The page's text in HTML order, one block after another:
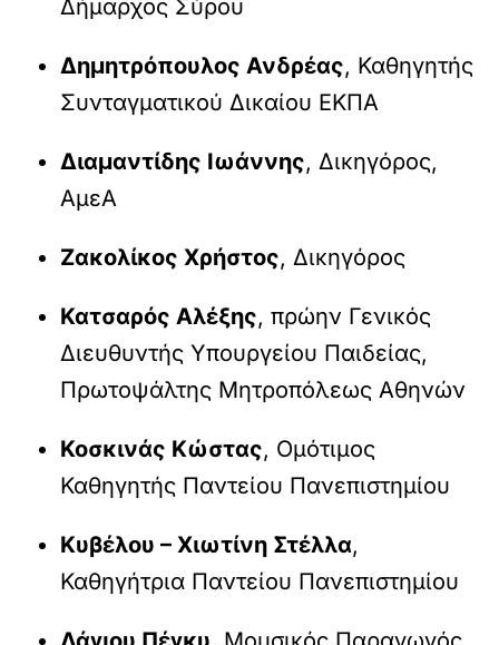
Δήμαρχος Σύρου
Δημητρόπουλος Ανδρέας, Καθηγητής
Συνταγματικού Δικαίου ΕΚΠΑ
Διαμαντίδης Ιωάννης, Δικηγόρος,
ΑμεΑ
Ζακολίκος Χρήστος, Δικηγόρος
Κατσαρός Αλέξης, πρώην Γενικός
Διευθυντής Υπουργείου Παιδείας,
Πρωτοψάλτης Μητροπόλεως Αθηνών
Κοσκινάς Κώστας, Ομότιμος
Καθηγητής Παντείου Πανεπιστημίου
Κυβέλου – Χιωτίνη Στέλλα,
Καθηγήτρια Παντείου Πανεπιστημίου